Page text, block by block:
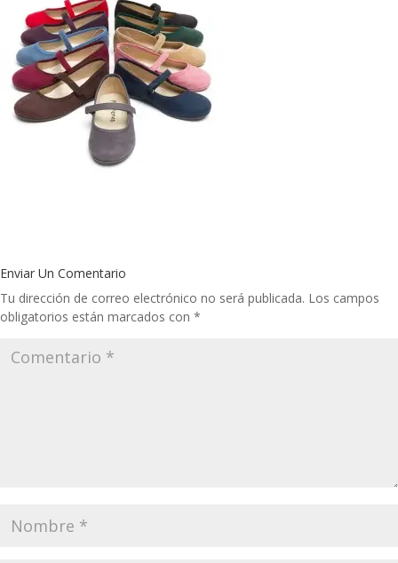
Enviar Un Comentario
Tu dirección de correo electrónico no será publicada. Los campos
obligatorios están marcados con *